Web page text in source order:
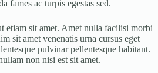
fames ac turpis egestas sed.
etiam sit amet. Amet nulla facilisi morbi
sit amet venenatis urna cursus eget
pulvinar pellentesque habitant.
non nisi est sit amet.